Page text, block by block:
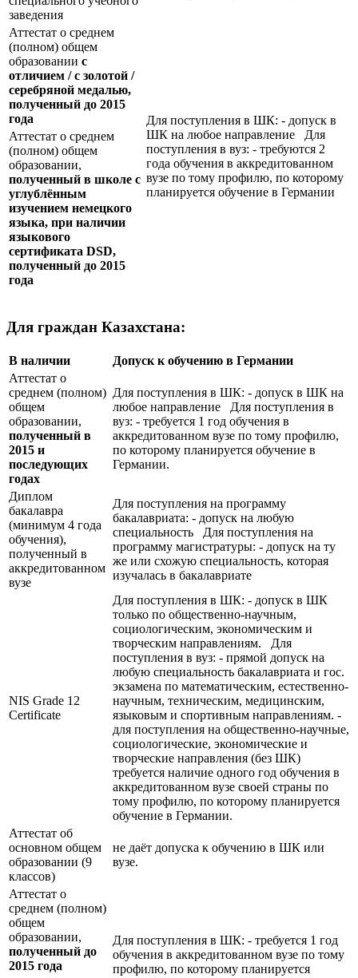
заведения
Аттестат о среднем
(полном) общем
образовании с
отличием / с золотой /
серебряной медалью,
полученный до 2015
года
Для поступления в ШК: - допуск в
ШК на любое направление Для
поступления в вуз: - требуются 2
года обучения в аккредитованном
вузе по тому профилю, по которому
планируется обучение в Германии
Аттестат о среднем
(полном) общем
образовании,
полученный в школе с
углублённым
изучением немецкого
языка, при наличии
языкового
сертификата DSD,
полученный до 2015
года
Для граждан Казахстана:
В наличии
Допуск к обучению в Германии
Аттестат о
среднем (полном)
общем
образовании,
полученный в
2015 и
последующих
годах
Для поступления в ШК: - допуск в ШК на
любое направление Для поступления в
вуз: - требуется 1 год обучения в
аккредитованном вузе по тому профилю,
по которому планируется обучение в
Германии.
Диплом
бакалавра
(минимум 4 года
обучения),
полученный в
аккредитованном
вузе
Для поступления на программу
бакалавриата: - допуск на любую
специальность Для поступления на
программу магистратуры: - допуск на ту
же или схожую специальность, которая
изучалась в бакалавриате
NIS Grade 12
Certificate
Для поступления в ШК: - допуск в ШК
только по общественно-научным,
социологическим, экономическим и
творческим направлениям. Для
поступления в вуз: - прямой допуск на
любую специальность бакалавриата и гос.
экзамена по математическим, естественно-
научным, техническим, медицинским,
языковым и спортивным направлениям. -
для поступления на общественно-научные,
социологические, экономические и
творческие направления (без ШК)
требуется наличие одного год обучения в
аккредитованном вузе своей страны по
тому профилю, по которому планируется
обучение в Германии.
Аттестат об
основном общем
образовании (9
классов)
не даёт допуска к обучению в ШК или
вузе.
Аттестат о
среднем (полном)
общем
образовании,
полученный до
2015 года
Для поступления в ШК: - требуется 1 год
обучения в аккредитованном вузе по тому
профилю, по которому планируется